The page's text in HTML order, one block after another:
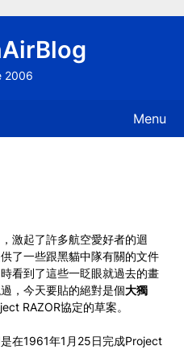
2006
Menu
激起了許多航空愛好者的迴
了一些跟黑貓中隊有關的文件
看到了這些一眨眼就過去的畫
，今天要貼的絕對是個大獨
RAZOR協定的草案。
在1961年1月25日完成Project